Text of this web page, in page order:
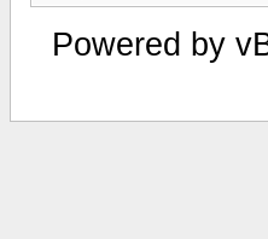
Powered by